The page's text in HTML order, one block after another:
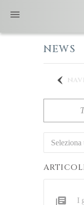
NEWS
Categorie
I